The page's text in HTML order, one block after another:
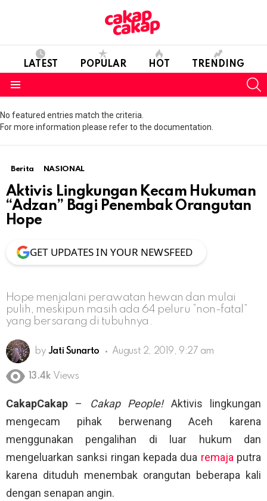
LATEST POPULAR HOT TRENDING
No featured entries match the criteria.
For more information please refer to the documentation.
Berita NASIONAL
Aktivis Lingkungan Kecam Hukuman
“Adzan” Bagi Penembak Orangutan
Hope
GET UPDATES IN YOUR NEWSFEED
Hope menjalani perawatan hewan dan mulai
pulih, meskipun masih ada 64 peluru “non-fatal”
yang bersarang di tubuhnya.
by Jati Sunarto August 2, 2019, 9:27 am
13.4k Views
CakapCakap – Cakap People!Aktivis lingkungan
mengecam pihak berwenang Aceh karena
menggunakan pengalihan di luar hukum dan
mengeluarkan sanksi ringan kepada dua remajaputra
karena dituduh menembak orangutan beberapa kali
dengan senapan angin.